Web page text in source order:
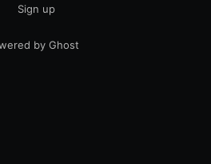
Sign up
by Ghost